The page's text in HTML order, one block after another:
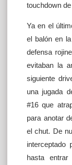
touchdown
Ya en el
el balón en
defensa
evitaban la
siguiente
una jugada
#16 que
para anotar
el chut. De
interceptado
hasta